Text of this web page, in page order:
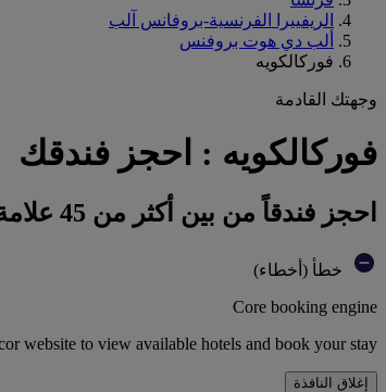
الريفييرا الفرنسية-بروفانس آلب
ألب دي هوت بروفنس
فوركالكويه
وجهتك القادمة
فوركالكويه : احجز فندقك
احجز فندقاً من بين أكثر من 45 علامة تجارية فندقية تابعة لمجموعة أكور
خطأ (أخطاء)
Core booking engine
website to view available hotels and book your stay
إغلاق النافذة